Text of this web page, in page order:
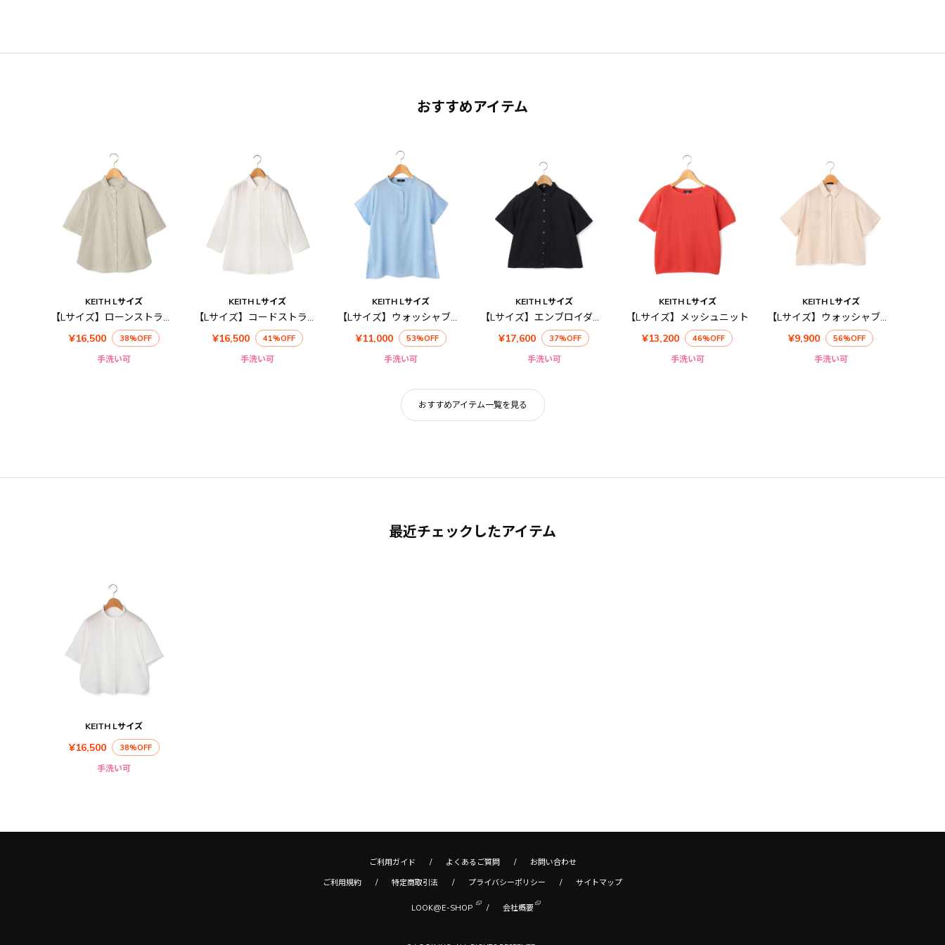
おすすめアイテム
KEITH Lサイズ
【Lサイズ】ローンストライプハーフスリーブブラウス
¥16,500
38%OFF
手洗い可
KEITH Lサイズ
【Lサイズ】コードストライプブラウス
¥16,500
41%OFF
手洗い可
KEITH Lサイズ
【Lサイズ】ウォッシャブルキュプラブラウス
¥11,000
53%OFF
手洗い可
KEITH Lサイズ
【Lサイズ】エンブロイダリーブラウス
¥17,600
37%OFF
手洗い可
KEITH Lサイズ
【Lサイズ】メッシュニット
¥13,200
46%OFF
手洗い可
KEITH Lサイズ
【Lサイズ】ウォッシャブルキュプラブラウス
¥9,900
56%OFF
手洗い可
おすすめアイテム一覧を見る
最近チェックしたアイテム
KEITH Lサイズ
¥16,500 38%OFF
手洗い可
ご利用ガイド よくあるご質問 お問い合わせ
ご利用規約 特定商取引法 プライバシーポリシー サイトマップ
LOOK@E-SHOP 会社概要